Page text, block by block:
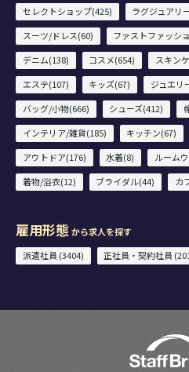
セレクトショップ(425)
ラグジュアリ
スーツ/ドレス(60)
ファストファッシ
デニム(138)
コスメ(654) スキン
エステ(107)
キッズ(67) ジュエリ
バッグ/小物(666)
シューズ(412)
インテリア/雑貨(185)
キッチン(67)
アウトドア(176)
水着(8) ルーム
着物/浴衣(12)
ブライダル(44) カ
雇用形態 から求人を探す
派遣社員 (3404)
正社員・契約社員